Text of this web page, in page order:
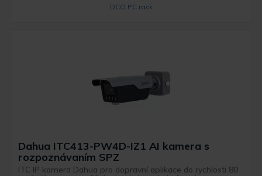
DCO PC rack
Dahua ITC413-PW4D-IZ1 AI kamera s
rozpoznávaním SPZ
ITC IP kamera Dahua pro dopravní aplikace do rychlosti 80